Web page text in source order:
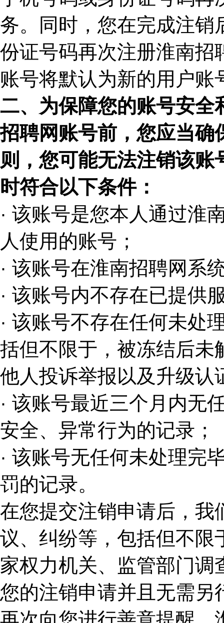
务。同时，您在完成注销
份证号码再次注册淮南招
账号将默认为新的用户账
二、为保障您的账号安全
招聘网账号前，您应当确
则，您可能无法注销该
时符合以下条件：
· 该账号是您本人通过淮
人使用的账号；
· 该账号在淮南招聘网系
· 该账号内不存在已提供
· 该账号不存在任何未处
括但不限于，被冻结后未
他人投诉举报以及升级认
· 该账号最近三个月内无
安全、异常行为的记录；
· 该账号无任何未处理完
罚的记录。
在您提交注销申请后，我
议、纠纷等，包括但不限
家权力机关、监管部门
您的注销申请并且无需另